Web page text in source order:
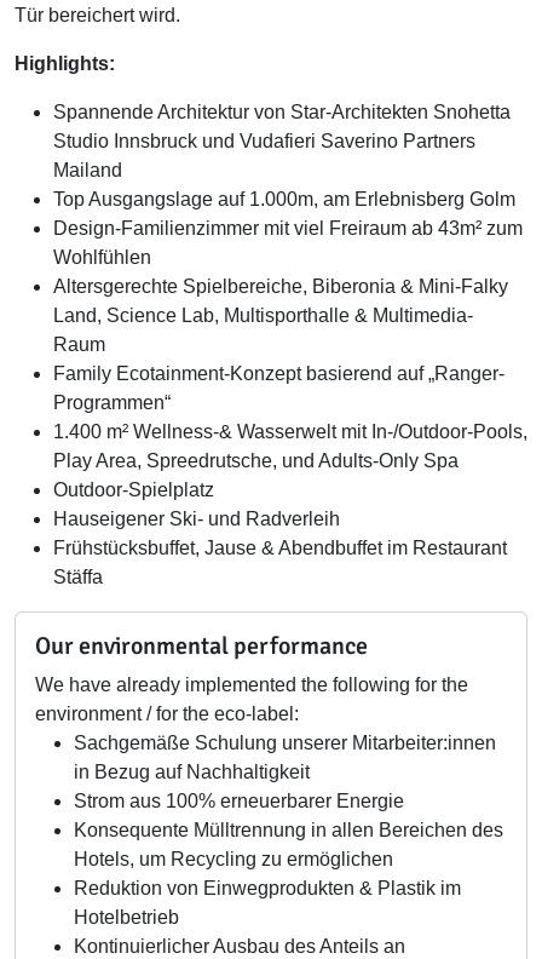
Tür bereichert wird.
Highlights:
Spannende Architektur von Star-Architekten Snohetta
Studio Innsbruck und Vudafieri Saverino Partners
Mailand
Top Ausgangslage auf 1.000m, am Erlebnisberg Golm
Design-Familienzimmer mit viel Freiraum ab 43m² zum
Wohlfühlen
Altersgerechte Spielbereiche, Biberonia & Mini-Falky
Land, Science Lab, Multisporthalle & Multimedia-
Raum
Family Ecotainment-Konzept basierend auf „Ranger-
Programmen“
1.400 m² Wellness-& Wasserwelt mit In-/Outdoor-Pools,
Play Area, Spreedrutsche, und Adults-Only Spa
Outdoor-Spielplatz
Hauseigener Ski- und Radverleih
Frühstücksbuffet, Jause & Abendbuffet im Restaurant
Stäffa
Our environmental performance
We have already implemented the following for the
environment / for the eco-label:
Sachgemäße Schulung unserer Mitarbeiter:innen
in Bezug auf Nachhaltigkeit
Strom aus 100% erneuerbarer Energie
Konsequente Mülltrennung in allen Bereichen des
Hotels, um Recycling zu ermöglichen
Reduktion von Einwegprodukten & Plastik im
Hotelbetrieb
Kontinuierlicher Ausbau des Anteils an